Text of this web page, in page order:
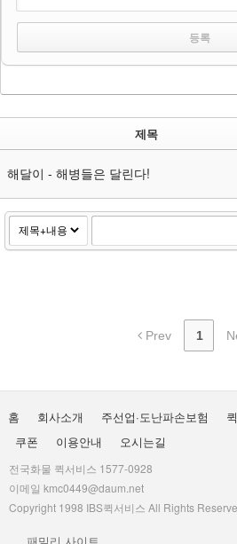
제목
해달이 - 해병들은 달린다!
Prev 1
홈 회사소개 주선업·도난파손보험
쿠폰
이용안내 오시는길
전국화물 퀵서비스 1577-0928
이메일 kmc0449@daum.net
Copyright 1998 IBS퀵서비스 All Rights